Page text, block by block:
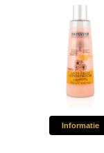
Informatie